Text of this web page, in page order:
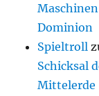
Dominion
Spieltroll
Schicksal
Mittelerde